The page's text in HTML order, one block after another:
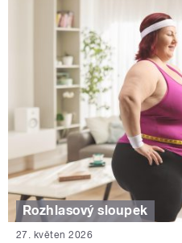
Rozhlasový sloupek
27. květen 2026